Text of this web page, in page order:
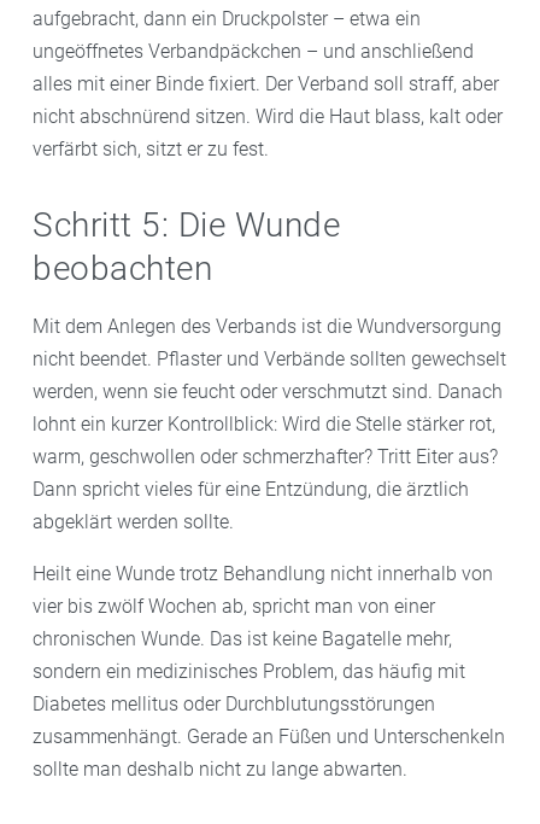
aufgebracht, dann ein Druckpolster – etwa ein
ungeöffnetes Verbandpäckchen – und anschließend
alles mit einer Binde fixiert. Der Verband soll straff, aber
nicht abschnürend sitzen. Wird die Haut blass, kalt oder
verfärbt sich, sitzt er zu fest.
Schritt 5: Die Wunde
beobachten
Mit dem Anlegen des Verbands ist die Wundversorgung
nicht beendet. Pflaster und Verbände sollten gewechselt
werden, wenn sie feucht oder verschmutzt sind. Danach
lohnt ein kurzer Kontrollblick: Wird die Stelle stärker rot,
warm, geschwollen oder schmerzhafter? Tritt Eiter aus?
Dann spricht vieles für eine Entzündung, die ärztlich
abgeklärt werden sollte.
Heilt eine Wunde trotz Behandlung nicht innerhalb von
vier bis zwölf Wochen ab, spricht man von einer
chronischen Wunde. Das ist keine Bagatelle mehr,
sondern ein medizinisches Problem, das häufig mit
Diabetes mellitus oder Durchblutungsstörungen
zusammenhängt. Gerade an Füßen und Unterschenkeln
sollte man deshalb nicht zu lange abwarten.